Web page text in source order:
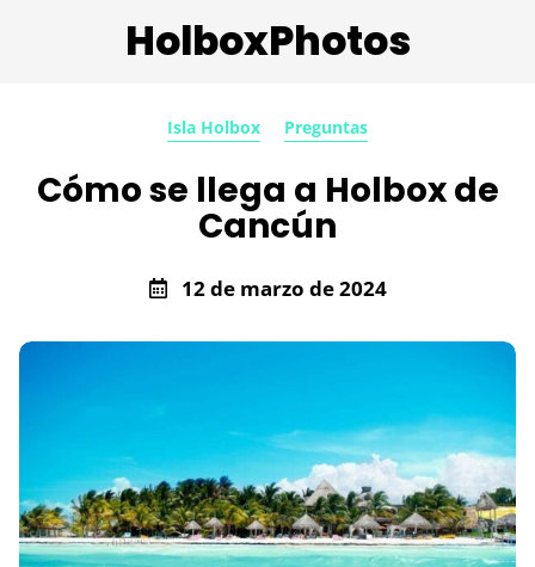
HolboxPhotos
Isla Holbox Preguntas
Cómo se llega a Holbox de
Cancún
12 de marzo de 2024